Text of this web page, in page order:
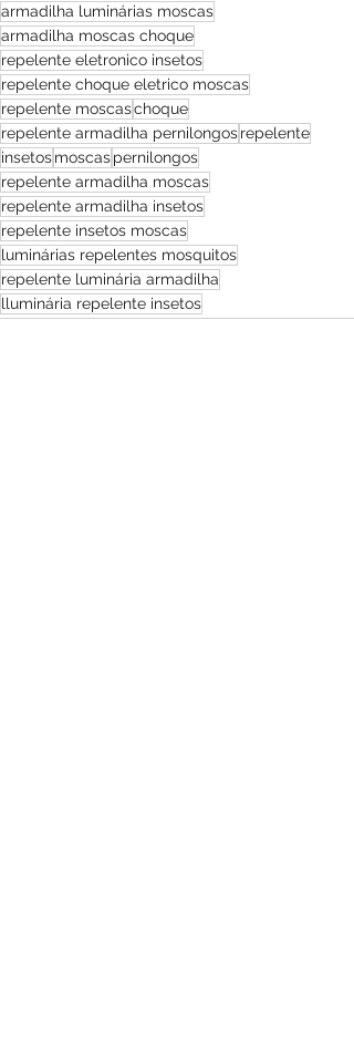
armadilha luminárias moscas
armadilha moscas choque
repelente eletronico insetos
repelente choque eletrico moscas
repelente moscaschoque
repelente armadilha pernilongosrepelente
insetosmoscaspernilongos
repelente armadilha moscas
repelente armadilha insetos
repelente insetos moscas
luminárias repelentes mosquitos
repelente luminária armadilha
lluminária repelente insetos